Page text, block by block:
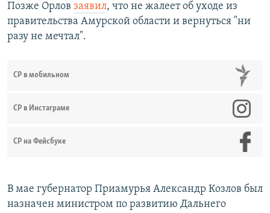
Позже Орлов заявил, что не жалеет об уходе из
правительства Амурской области и вернуться "ни
разу не мечтал".
СР в мобильном
СР в Инстаграме
СР на Фейсбуке
В мае губернатор Приамурья Александр Козлов был
назначен министром по развитию Дальнего